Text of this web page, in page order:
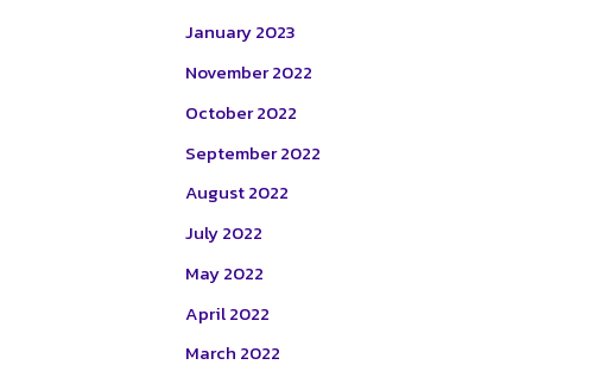
January 2023
November 2022
October 2022
September 2022
August 2022
July 2022
May 2022
April 2022
March 2022